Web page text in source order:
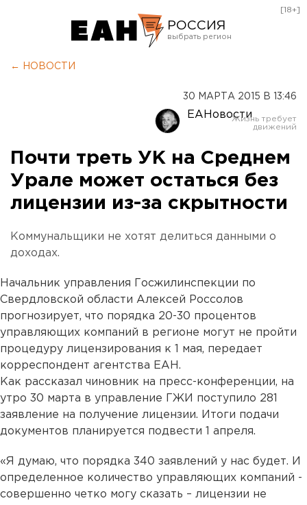
РОССИЯ
Оренбург
[18+]
← НОВОСТИ
30 МАРТА 2015 В 13:46
ЕАНовости
Почти треть УК на Среднем
Урале может остаться без
лицензии из-за скрытности
Коммунальщики не хотят делиться данными о
доходах.
Начальник управления Госжилинспекции по
Свердловской области Алексей Россолов
прогнозирует, что порядка 20-30 процентов
управляющих компаний в регионе могут не пройти
процедуру лицензирования к 1 мая, передает
корреспондент агентства ЕАН.
Как рассказал чиновник на пресс-конференции, на
утро 30 марта в управление ГЖИ поступило 281
заявление на получение лицензии. Итоги подачи
документов планируется подвести 1 апреля.
«Я думаю, что порядка 340 заявлений у нас будет. И
определенное количество управляющих компаний -
совершенно четко могу сказать – лицензии не